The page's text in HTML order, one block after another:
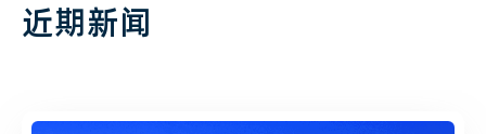
近期新闻